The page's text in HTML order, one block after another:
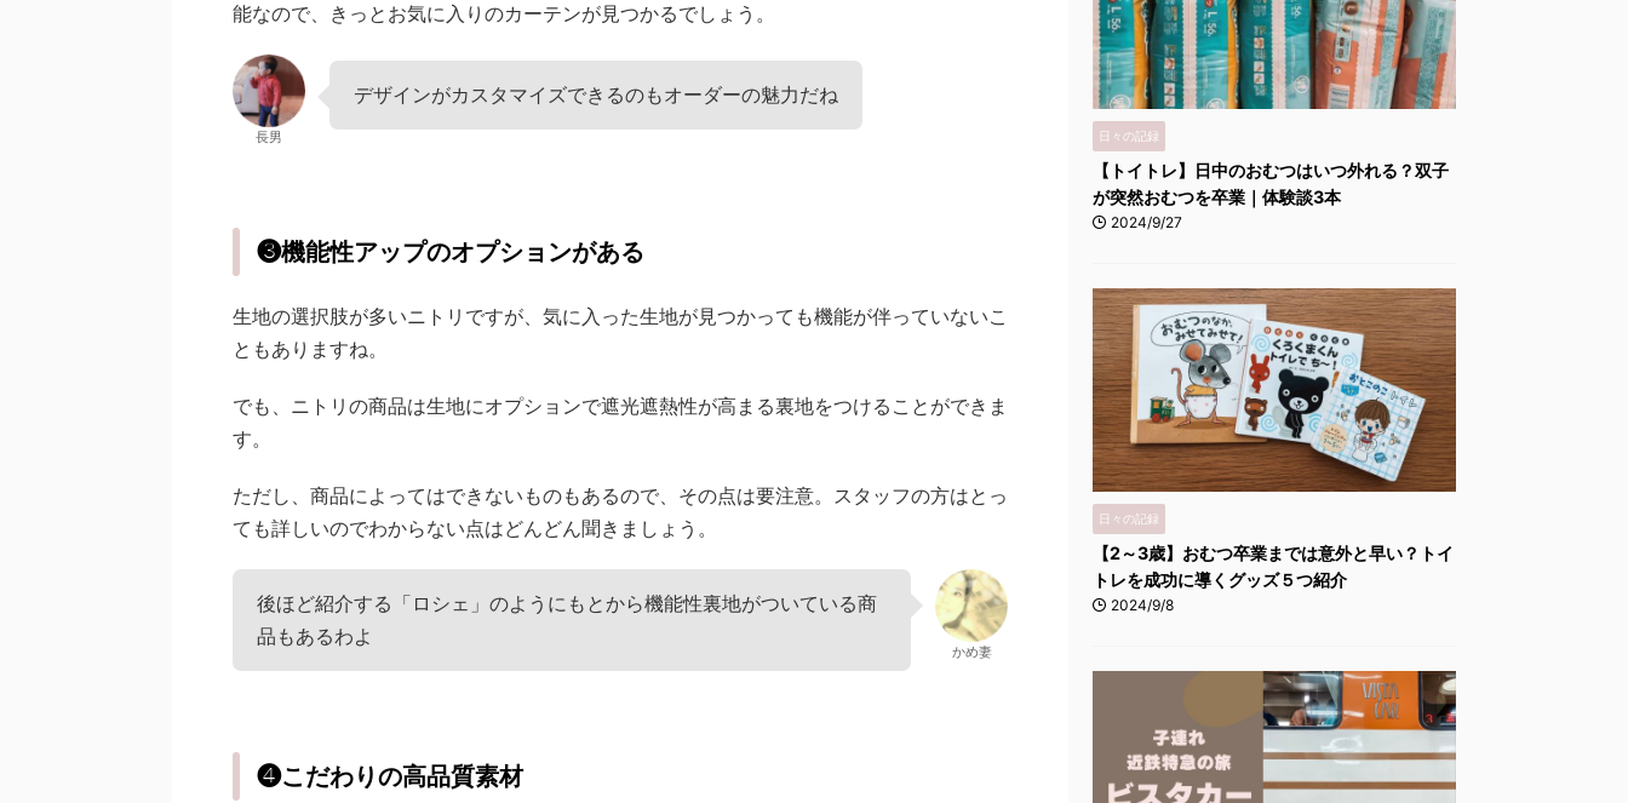
能なので、きっとお気に入りのカーテンが見つかるでしょう。
長男
デザインがカスタマイズできるのもオーダーの魅力だね
❸機能性アップのオプションがある
生地の選択肢が多いニトリですが、気に入った生地が見つかっても機能が伴っていないこ
ともありますね。
でも、ニトリの商品は生地にオプションで遮光遮熱性が高まる裏地をつけることができま
す。
ただし、商品によってはできないものもあるので、その点は要注意。スタッフの方はとっ
ても詳しいのでわからない点はどんどん聞きましょう。
後ほど紹介する「ロシェ」のようにもとから機能性裏地がついている商
品もあるわよ
かめ妻
❹こだわりの高品質素材
日々の記録
【トイトレ】日中のおむつはいつ外れる？双子
が突然おむつを卒業｜体験談3本
2024/9/27
日々の記録
【2～3歳】おむつ卒業までは意外と早い？トイ
トレを成功に導くグッズ５つ紹介
2024/9/8